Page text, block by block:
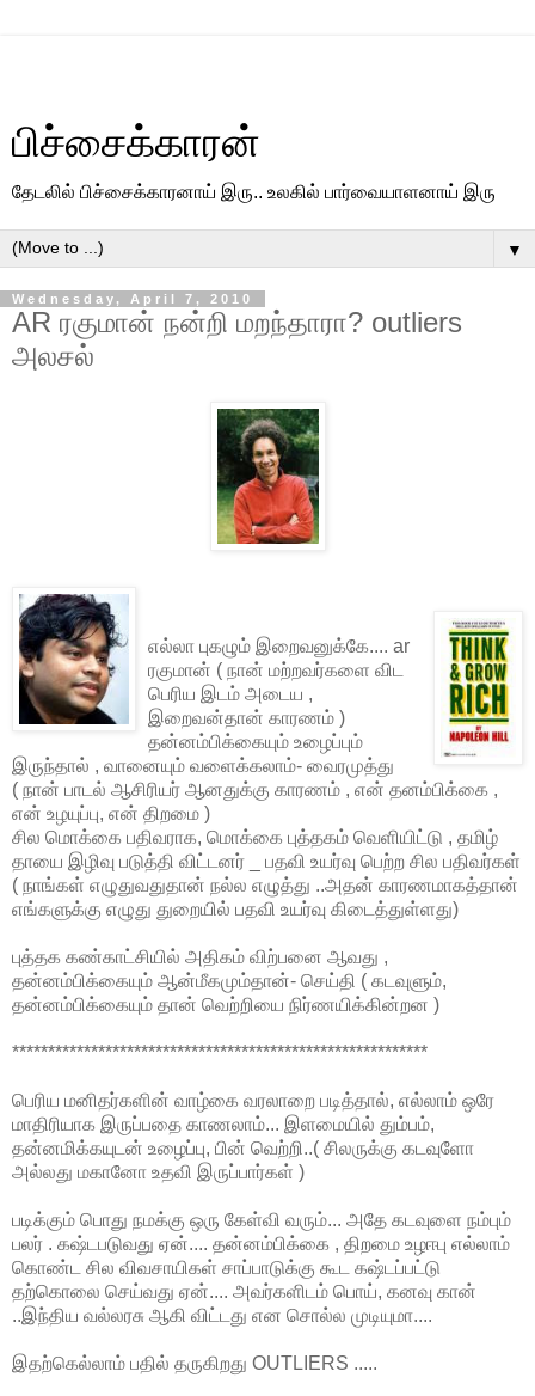
பிச்சைக்காரன்
தேடலில் பிச்சைக்காரனாய் இரு.. உலகில் பார்வையாளனாய் இரு
▼
Wednesday, April 7, 2010
AR ரகுமான் நன்றி மறந்தாரா? outliers
அலசல்
எல்லா புகழும் இறைவனுக்கே.... ar
ரகுமான் ( நான் மற்றவர்களை விட
பெரிய இடம் அடைய ,
இறைவன்தான் காரணம் )
தன்னம்பிக்கையும் உழைப்பும்
இருந்தால் , வானையும் வளைக்கலாம்- வைரமுத்து
( நான் பாடல் ஆசிரியர் ஆனதுக்கு காரணம் , என் தனம்பிக்கை ,
என் உழயுப்பு, என் திறமை )
சில மொக்கை பதிவராக, மொக்கை புத்தகம் வெளியிட்டு , தமிழ்
தாயை இழிவு படுத்தி விட்டனர் _ பதவி உயர்வு பெற்ற சில பதிவர்கள்
( நாங்கள் எழுதுவதுதான் நல்ல எழுத்து ..அதன் காரணமாகத்தான்
எங்களுக்கு எழுது துறையில் பதவி உயர்வு கிடைத்துள்ளது)
புத்தக கண்காட்சியில் அதிகம் விற்பனை ஆவது ,
தன்னம்பிக்கையும் ஆன்மீகமும்தான்- செய்தி ( கடவுளும்,
தன்னம்பிக்கையும் தான் வெற்றியை நிர்ணயிக்கின்றன )
**********************************************************
பெரிய மனிதர்களின் வாழ்கை வரலாறை படித்தால், எல்லாம் ஒரே
மாதிரியாக இருப்பதை காணலாம்... இளமையில் தும்பம்,
தன்னமிக்கயுடன் உழைப்பு, பின் வெற்றி..( சிலருக்கு கடவுளோ
அல்லது மகானோ உதவி இருப்பார்கள் )
படிக்கும் பொது நமக்கு ஒரு கேள்வி வரும்... அதே கடவுளை நம்பும்
பலர் . கஷ்டபடுவது ஏன்.... தன்னம்பிக்கை , திறமை உழஈபு எல்லாம்
கொண்ட சில விவசாயிகள் சாப்பாடுக்கு கூட கஷ்டப்பட்டு
தற்கொலை செய்வது ஏன்.... அவர்களிடம் பொய், கனவு கான்
..இந்திய வல்லரசு ஆகி விட்டது என சொல்ல முடியுமா....
இதற்கெல்லாம் பதில் தருகிறது OUTLIERS .....